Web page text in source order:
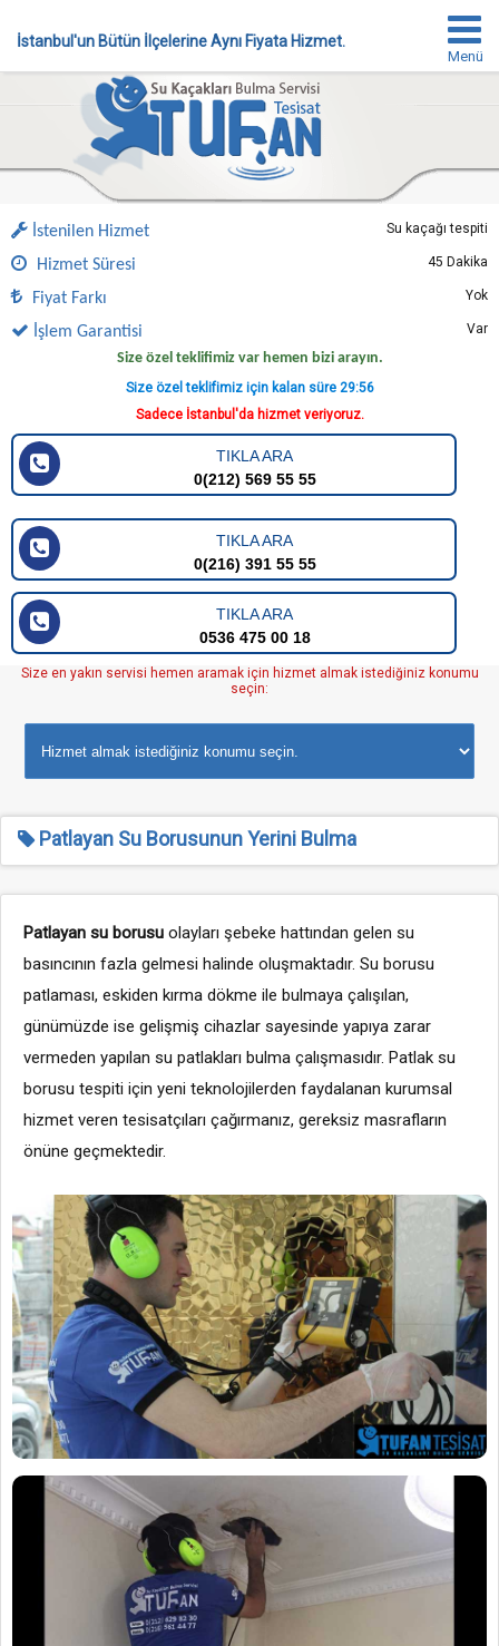
İstanbul'un Bütün İlçelerine Aynı Fiyata Hizmet.
Menü
İstenilen Hizmet Su kaçağı tespiti
Hizmet Süresi 45 Dakika
Fiyat Farkı Yok
İşlem Garantisi Var
Size özel teklifimiz var hemen bizi arayın.
Size özel teklifimiz için kalan süre 29:55
Sadece İstanbul'da hizmet veriyoruz.
TIKLA ARA
0(212) 569 55 55
TIKLA ARA
0(216) 391 55 55
TIKLA ARA
0536 475 00 18
Size en yakın servisi hemen aramak için hizmet almak istediğiniz konumu
seçin:
Patlayan Su Borusunun Yerini Bulma
Patlayan su borusu olayları şebeke hattından gelen su
basıncının fazla gelmesi halinde oluşmaktadır. Su borusu
patlaması, eskiden kırma dökme ile bulmaya çalışılan,
günümüzde ise gelişmiş cihazlar sayesinde yapıya zarar
vermeden yapılan su patlakları bulma çalışmasıdır. Patlak su
borusu tespiti için yeni teknolojilerden faydalanan kurumsal
hizmet veren tesisatçıları çağırmanız, gereksiz masrafların
önüne geçmektedir.